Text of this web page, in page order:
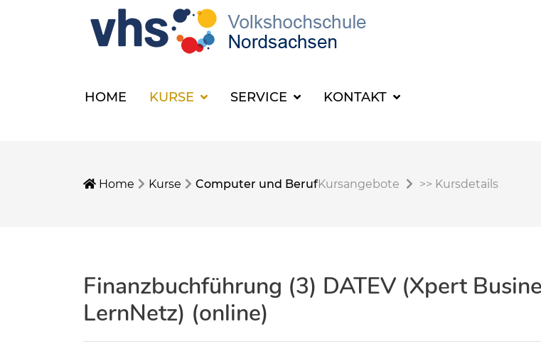
HOME KURSE SERVICE KONTAKT
Home Kurse Computer und BerufKursangebote >> Kursdetails
Finanzbuchführung (3) DATEV (Xpert
LernNetz) (online)